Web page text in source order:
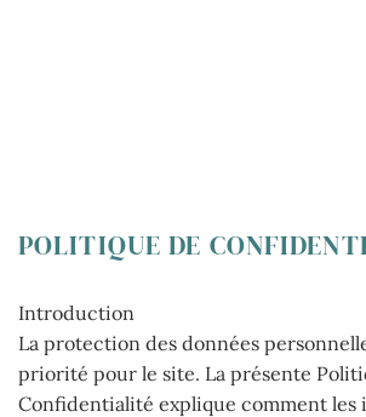
POLITIQUE DE
Introduction
La protection des données
priorité pour le site. La présente
Confidentialité explique comment les